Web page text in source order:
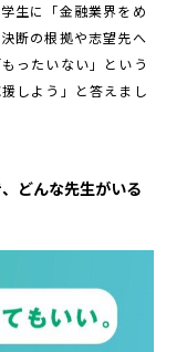
生に「金融業界をめ
断の根拠や志望先へ
ったいない」という
しよう」と答えまし
どんな先生がいる